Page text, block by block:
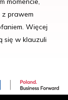
prawem
Więcej
się w klauzuli